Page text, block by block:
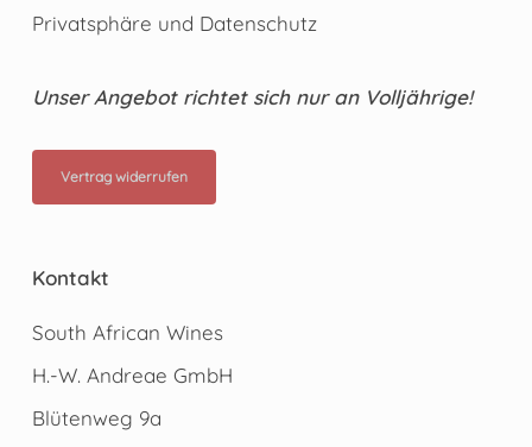
Privatsphäre und Datenschutz
Unser Angebot richtet sich nur an Volljährige!
Vertrag widerrufen
Kontakt
South African Wines
H.-W. Andreae GmbH
Blütenweg 9a